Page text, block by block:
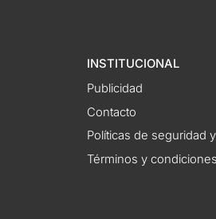
INSTITUCIONAL
Publicidad
Contacto
Políticas de seguridad
Términos y condiciones